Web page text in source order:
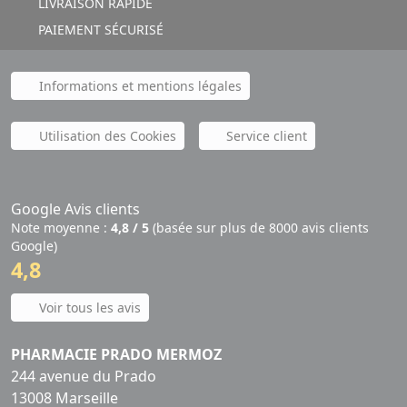
PAIEMENT SÉCURISÉ
Informations et mentions légales
Utilisation des Cookies Service client
Google Avis clients
Note moyenne : 4,8 / 5 (basée sur plus de 8000 avis clients
Google)
4,8
Voir tous les avis
PHARMACIE PRADO MERMOZ
244 avenue du Prado
13008 Marseille